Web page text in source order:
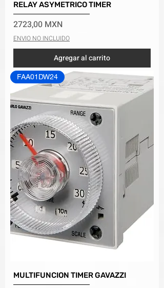
RELAY ASYMETRICO TIMER
Precio
2723,00 MXN
ENVIO NO INCLUIDO
Agregar al carrito
FAA01DW24
MULTIFUNCION TIMER GAVAZZI